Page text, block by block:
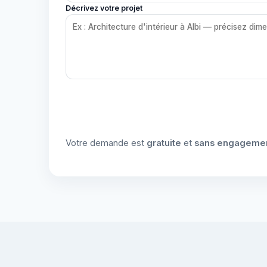
Décrivez votre projet
Votre demande est gratuite et sans